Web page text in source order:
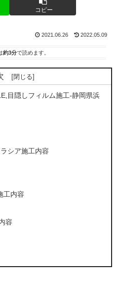
コピー
2021.06.26 2022.05.09
約3分で読めます。
目隠しフィルム施工-静岡県浜
シア施工内容
工内容
容